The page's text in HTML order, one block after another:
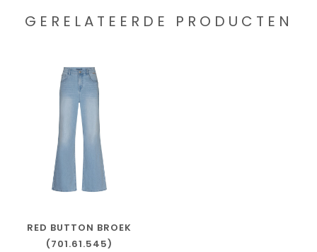
GERELATEERDE PRODUCTEN
RED BUTTON BROEK
(701.61.545)